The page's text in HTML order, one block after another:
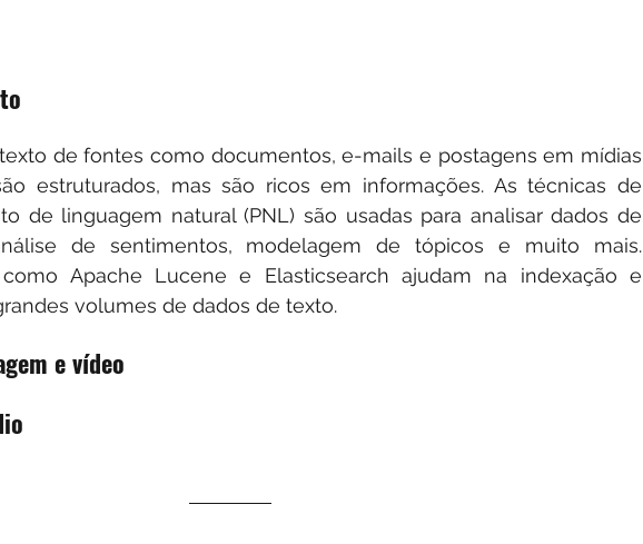
de fontes como documentos, e-mails e postagens em mídias
estruturados, mas são ricos em informações. As técnicas de
de linguagem natural (PNL) são usadas para analisar dados de
de sentimentos, modelagem de tópicos e muito mais.
como Apache Lucene e Elasticsearch ajudam na indexação e
volumes de dados de texto.
e vídeo